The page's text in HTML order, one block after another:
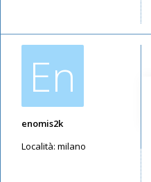
En
enomis2k
Località: milano